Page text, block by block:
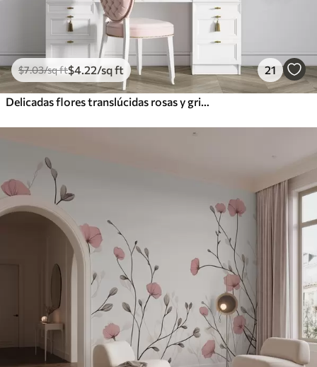
$7.03/sq ft$4 .22/sq ft 21